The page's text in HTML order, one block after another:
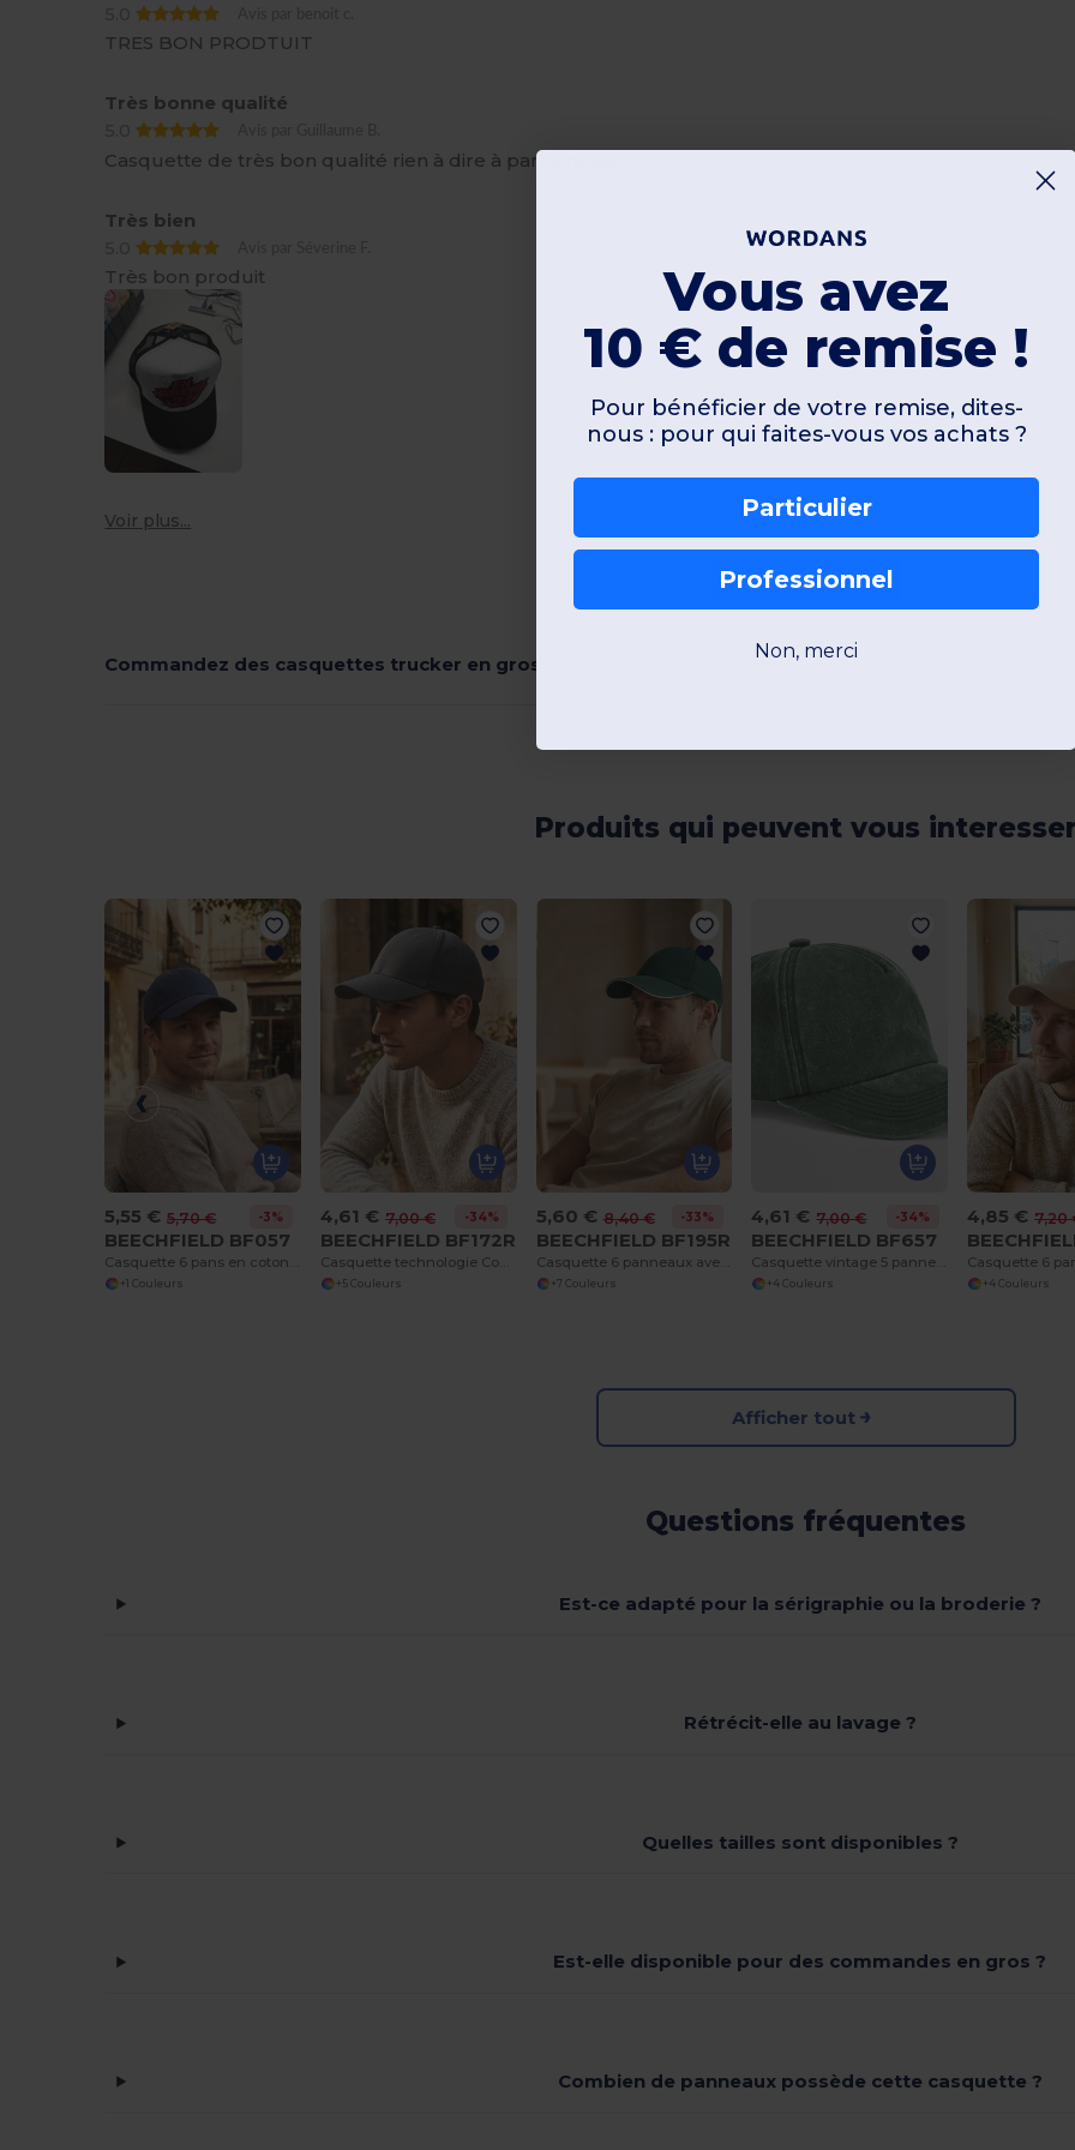
5.0
TRES BON PRODTUIT
Très bonne qualité
5.0
Casquette de très bon qualité rien à dire à part « nickel ».
Très bien
5.0
Très bon produit
Voir plus...
Ajouter un avis
Commandez des casquettes trucker en gros
Produits qui peuvent vous
5,55 € 5,70 € -3%
BEECHFIELD BF057
+1 Couleurs
4,61 € 7,00 € -34%
BEECHFIELD BF172R
+5 Couleurs
5,60 € 8,40 € -33%
BEECHFIELD BF195R
Casquette 6 panneaux avec liseré
+7 Couleurs
4,61 € 7,00 € -34%
BEECHFIELD BF657
+4 Couleurs
4,85 € 7,20
+4 Couleurs
Afficher tout
Questions fréquentes
Est-ce adapté pour la sérigraphie ou la broderie ?
Rétrécit-elle au lavage ?
Quelles tailles sont disponibles ?
Est-elle disponible pour des commandes en gros ?
Combien de panneaux possède cette casquette ?
Vous avez
10 € de remise !
Pour bénéficier de votre remise, dites-
nous : pour qui faites-vous vos achats ?
Particulier
Professionnel
Non, merci